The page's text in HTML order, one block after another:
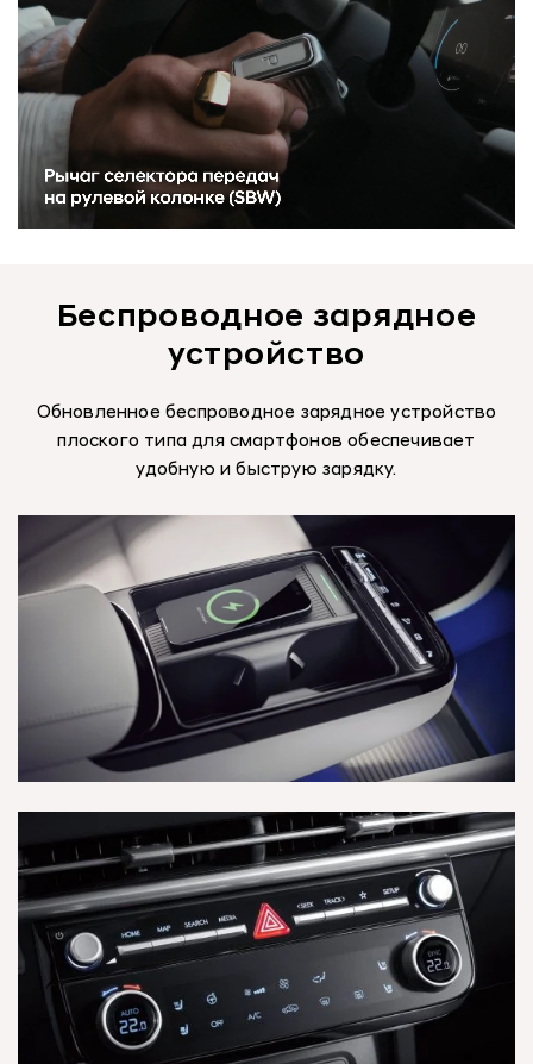
Беспроводное зарядное
устройство
Обновленное беспроводное зарядное устройство
плоского типа для смартфонов обеспечивает
удобную и быструю зарядку.